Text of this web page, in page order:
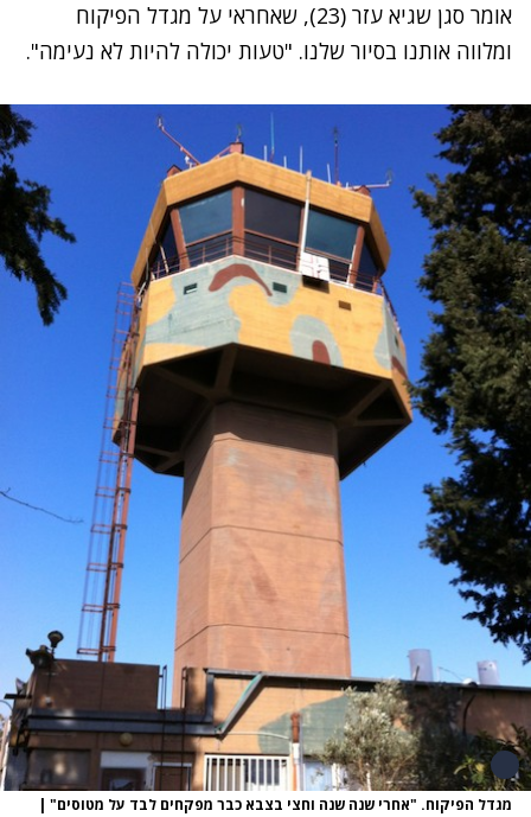
אומר סגן שגיא עזר (23), שאחראי על מגדל הפיקוח
ומלווה אותנו בסיור שלנו. "טעות יכולה להיות לא נעימה".
מגדל הפיקוח. "אחרי שנה שנה וחצי בצבא כבר מפקחים לבד על מטוסים" |